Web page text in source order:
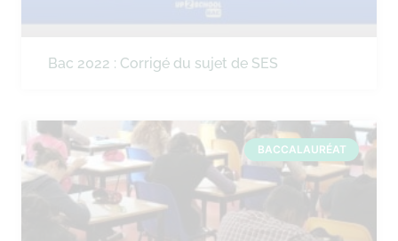
Bac 2022 : Corrigé du sujet de SES
BACCALAURÉAT